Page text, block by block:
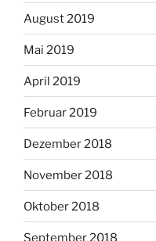
August 2019
Mai 2019
April 2019
Februar 2019
Dezember 2018
November 2018
Oktober 2018
September 2018